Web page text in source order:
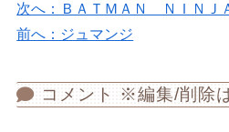
次へ：ＢＡＴＭＡＮ ＮＩＮＪ
前へ：ジュマンジ
コメント ※編集/削除